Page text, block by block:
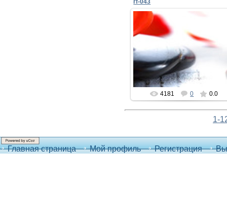
rf-043
09.03.2017
voronezh-mebel
4181 0 0.0
1-
Главная страница Мой профиль Регистрация